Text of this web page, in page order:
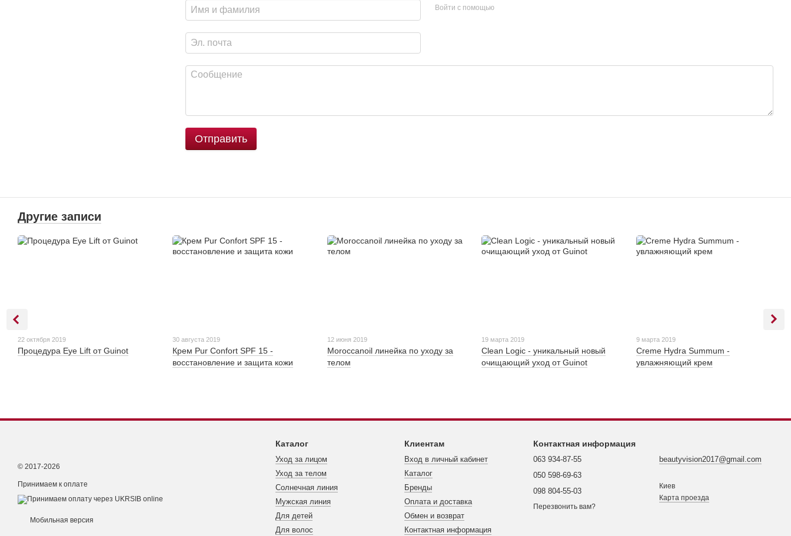
Войти с помощью
Отправить
Другие записи
22 октября 2019
Процедура Eye Lift от Guinot
30 августа 2019
Крем Pur Confort SPF 15 -
восстановление и защита кожи
12 июня 2019
Moroccanoil линейка по уходу за
телом
19 марта 2019
Clean Logic - уникальный новый
очищающий уход от Guinot
9 марта 2019
Creme Hydra Summum -
увлажняющий крем
© 2017-2026
Принимаем к оплате
Мобильная версия
Каталог
Уход за лицом
Уход за телом
Cолнечная линия
Мужская линия
Для детей
Для волос
Клиентам
Вход в личный кабинет
Каталог
Бренды
Оплата и доставка
Обмен и возврат
Контактная информация
Контактная информация
063 934-87-55
050 598-69-63
098 804-55-03
Перезвонить вам?
beautyvision2017@gmail.com
Киев
Карта проезда